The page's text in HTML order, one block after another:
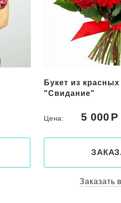
Букет из
"Свидание"
Цена: 5 000
Заказать